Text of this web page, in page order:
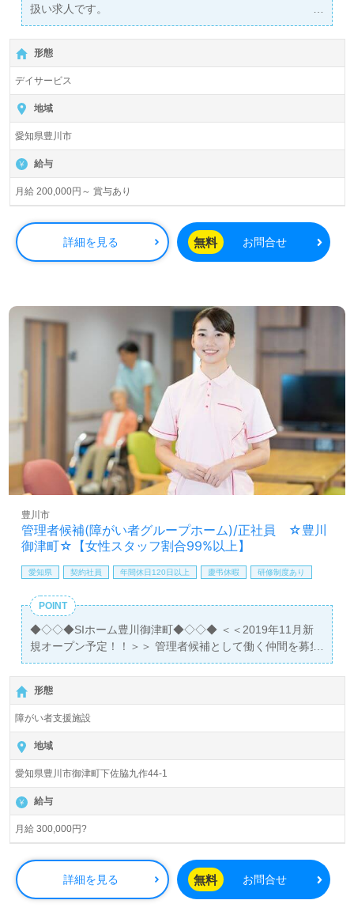
扱い求人です。
詳細に関してお気軽にご相談ください♪
【無料】で皆さんの転職活動をサポートいたします。
形態
デイサービス
地域
愛知県豊川市
給与
月給 200,000円～ 賞与あり
詳細を見る 無料 お問合せ
管理者候補(障がい者グループホーム)/正社員 ☆豊川
御津町☆【女性スタッフ割合99%以上】
豊川市
愛知県 契約社員 年間休日120日以上 慶弔休暇 研修制度あり
POINT
◆◇◇◆SIホーム豊川御津町◆◇◇◆ ＜＜2019年11月新
規オープン予定！！＞＞ 管理者候補として働く仲間を募集
しております！ ☆先輩スタッフがしっかりとサポートいた
します！☆ ■開設日：2019年11月 ■入社予定日：随時(入社
時期応相談） ◎残業少なめ・家族や子供の用事でお休み調
整も可能！ 子育てママも多数活躍中！◎ ＼30代～50代の
幅広い年齢の職員がチームになって、ご利用者様のより良
い暮らしを支援しています！／ 新築でキレイな職場♪ 障が
い介護の経験がある方も経験がない方も新たなキャリアア
ップを目指しませんか？
形態
障がい者支援施設
地域
愛知県豊川市御津町下佐脇九作44‐1
給与
月給 300,000円?
詳細を見る 無料 お問合せ